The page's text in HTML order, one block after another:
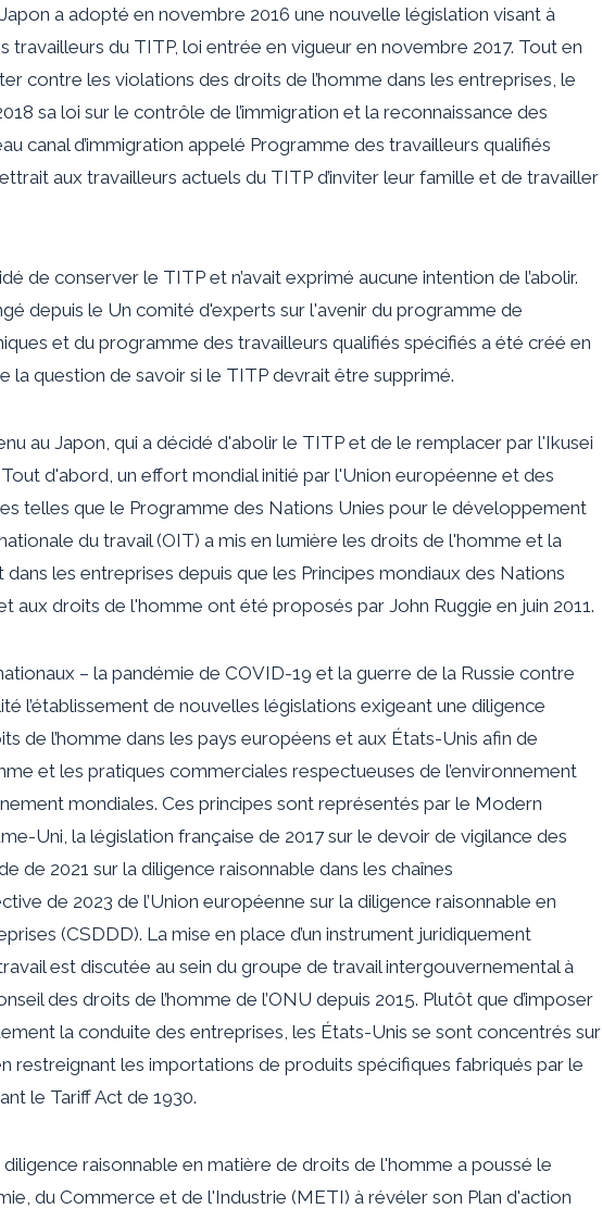
a adopté en novembre 2016 une nouvelle législation visant à
travailleurs du TITP, loi entrée en vigueur en novembre 2017. Tout en
contre les violations des droits de l’homme dans les entreprises, le
sa loi sur le contrôle de l’immigration et la reconnaissance des
canal d’immigration appelé Programme des travailleurs qualifiés
aux travailleurs actuels du TITP d’inviter leur famille et de travailler
de conserver le TITP et n’avait exprimé aucune intention de l’abolir.
depuis le Un comité d'experts sur l'avenir du programme de
et du programme des travailleurs qualifiés spécifiés a été créé en
la question de savoir si le TITP devrait être supprimé.
au Japon, qui a décidé d'abolir le TITP et de le remplacer par l'Ikusei
d'abord, un effort mondial initié par l'Union européenne et des
telles que le Programme des Nations Unies pour le développement
du travail (OIT) a mis en lumière les droits de l'homme et la
les entreprises depuis que les Principes mondiaux des Nations
aux droits de l'homme ont été proposés par John Ruggie en juin 2011.
– la pandémie de COVID-19 et la guerre de la Russie contre
l’établissement de nouvelles législations exigeant une diligence
de l’homme dans les pays européens et aux États-Unis afin de
et les pratiques commerciales respectueuses de l’environnement
mondiales. Ces principes sont représentés par le Modern
Uni, la législation française de 2017 sur le devoir de vigilance des
de 2021 sur la diligence raisonnable dans les chaînes
de 2023 de l’Union européenne sur la diligence raisonnable en
(CSDDD). La mise en place d’un instrument juridiquement
est discutée au sein du groupe de travail intergouvernemental à
des droits de l’homme de l’ONU depuis 2015. Plutôt que d’imposer
la conduite des entreprises, les États-Unis se sont concentrés sur
restreignant les importations de produits spécifiques fabriqués par le
le Tariff Act de 1930.
raisonnable en matière de droits de l'homme a poussé le
du Commerce et de l'Industrie (METI) à révéler son Plan d'action